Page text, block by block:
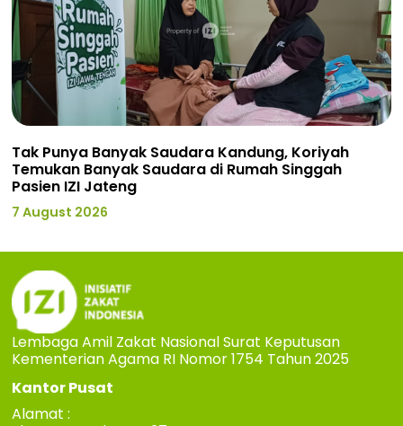
Tak Punya Banyak Saudara Kandung, Koriyah
Temukan Banyak Saudara di Rumah Singgah
Pasien IZI Jateng
7 August 2026
Lembaga Amil Zakat Nasional Surat Keputusan
Kementerian Agama RI Nomor 1754 Tahun 2025
Kantor Pusat
Alamat :